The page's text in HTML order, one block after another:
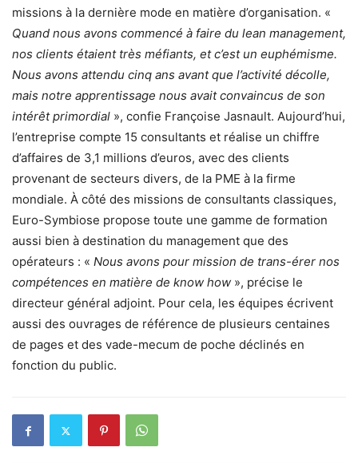
missions à la dernière mode en matière d’organisation. «
Quand nous avons commencé à faire du lean management,
nos clients étaient très méfiants, et c’est un euphémisme.
Nous avons attendu cinq ans avant que l’activité décolle,
mais notre apprentissage nous avait convaincus de son
intérêt primordial », confie Françoise Jasnault. Aujourd’hui,
l’entreprise compte 15 consultants et réalise un chiffre
d’affaires de 3,1 millions d’euros, avec des clients
provenant de secteurs divers, de la PME à la firme
mondiale. À côté des missions de consultants classiques,
Euro-Symbiose propose toute une gamme de formation
aussi bien à destination du management que des
opérateurs : « Nous avons pour mission de trans-érer nos
compétences en matière de know how », précise le
directeur général adjoint. Pour cela, les équipes écrivent
aussi des ouvrages de référence de plusieurs centaines
de pages et des vade-mecum de poche déclinés en
fonction du public.